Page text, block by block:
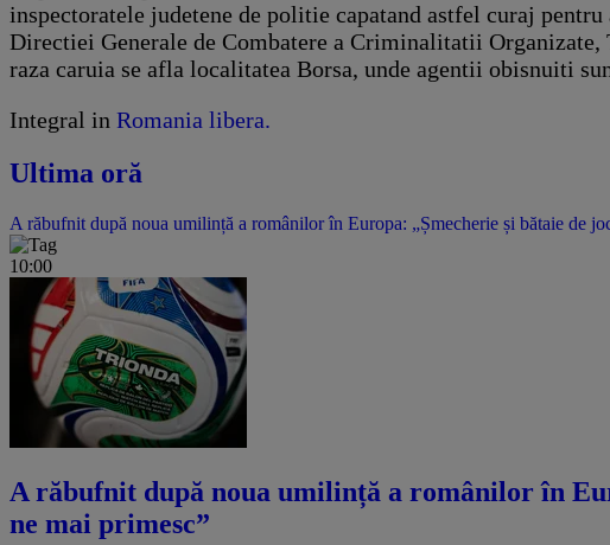
inspectoratele judetene de politie capatand astfel curaj
Directiei Generale de Combatere a Criminalitatii
raza caruia se afla localitatea Borsa, unde agentii obisnuiti
Integral in Romania libera.
Ultima oră
A răbufnit după noua umilință a românilor în Europa: „Șmecherie și bătaie de
10:00
A răbufnit după noua umilință a românilor în
ne mai primesc”